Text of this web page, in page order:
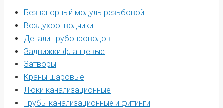
Безнапорный модуль резьбовой
Воздухоотводчики
Детали трубопроводов
Задвижки фланцевые
Затворы
Краны шаровые
Люки канализационные
Трубы канализационные и фитинги